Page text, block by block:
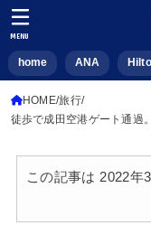
home ANA
MENU
HOME 旅行
徒歩で成田空港ゲート通過
この記事は 2022年